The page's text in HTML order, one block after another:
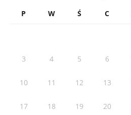
P W Ś C
3 4 5 6
10 11 12 13
17 18 19 20